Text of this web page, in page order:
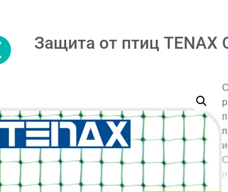
Защита от птиц TENAX